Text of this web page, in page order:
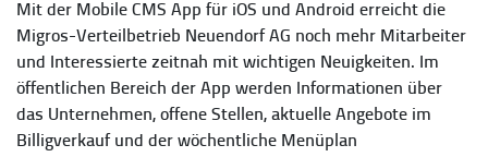
Mit der Mobile CMS App für iOS und Android erreicht die
Migros-Verteilbetrieb Neuendorf AG noch mehr Mitarbeiter
und Interessierte zeitnah mit wichtigen Neuigkeiten. Im
öffentlichen Bereich der App werden Informationen über
das Unternehmen, offene Stellen, aktuelle Angebote im
Billigverkauf und der wöchentliche Menüplan